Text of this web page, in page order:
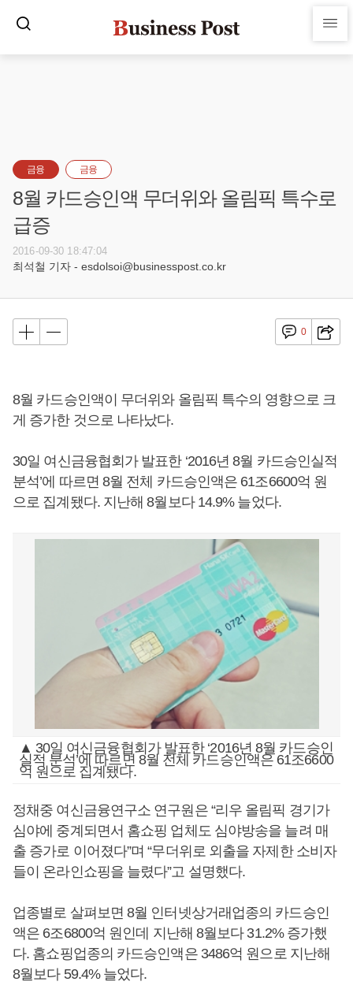
금융 금융
8월 카드승인액 무더위와 올림픽 특수로
급증
2016-09-30 18:47:04
최석철 기자 - esdolsoi@businesspost.co.kr
0
8월 카드승인액이 무더위와 올림픽 특수의 영향으로 크
게 증가한 것으로 나타났다.
30일 여신금융협회가 발표한 ‘2016년 8월 카드승인실적
분석’에 따르면 8월 전체 카드승인액은 61조6600억 원
으로 집계됐다. 지난해 8월보다 14.9% 늘었다.
▲ 30일 여신금융협회가 발표한 ‘2016년 8월 카드승인
실적 분석’에 따르면 8월 전체 카드승인액은 61조6600
억 원으로 집계됐다.
정채중 여신금융연구소 연구원은 “리우 올림픽 경기가
심야에 중계되면서 홈쇼핑 업체도 심야방송을 늘려 매
출 증가로 이어졌다”며 “무더위로 외출을 자제한 소비자
들이 온라인쇼핑을 늘렸다”고 설명했다.
업종별로 살펴보면 8월 인터넷상거래업종의 카드승인
액은 6조6800억 원인데 지난해 8월보다 31.2% 증가했
다. 홈쇼핑업종의 카드승인액은 3486억 원으로 지난해
8월보다 59.4% 늘었다.